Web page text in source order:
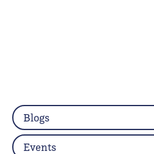
Blogs
Events